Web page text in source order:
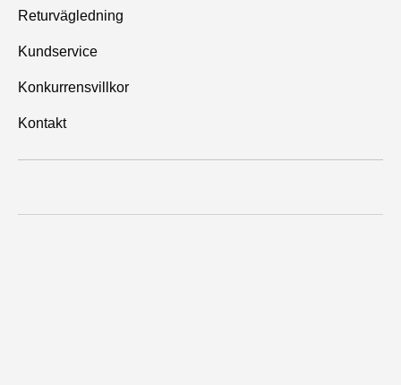
Returvägledning
Kundservice
Konkurrensvillkor
Kontakt